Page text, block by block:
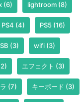
(6) lightroom(8)
PS4 (4) PS5(16)
(3) wifi(3)
エフェクト (3)
(7) キーボード (3)